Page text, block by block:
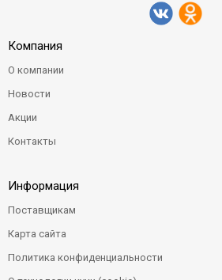
Компания
О компании
Новости
Акции
Контакты
Информация
Поставщикам
Карта сайта
Политика конфиденциальности